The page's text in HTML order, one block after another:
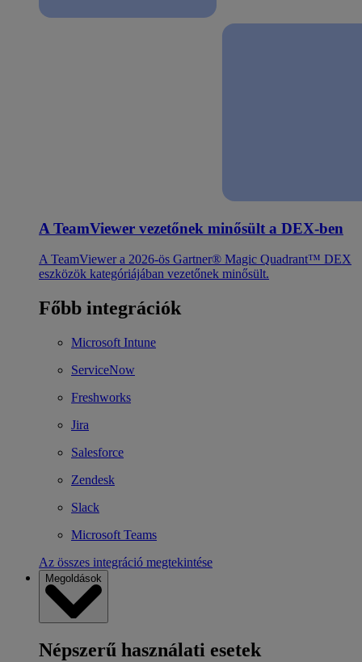
A TeamViewer vezetőnek minősült a DEX-ben
A TeamViewer a 2026-ös Gartner® Magic Quadrant™ DEX
eszközök kategóriájában vezetőnek minősült.
Főbb integrációk
Microsoft Intune
ServiceNow
Freshworks
Jira
Salesforce
Zendesk
Slack
Microsoft Teams
Az összes integráció megtekintése
Megoldások
Népszerű használati esetek